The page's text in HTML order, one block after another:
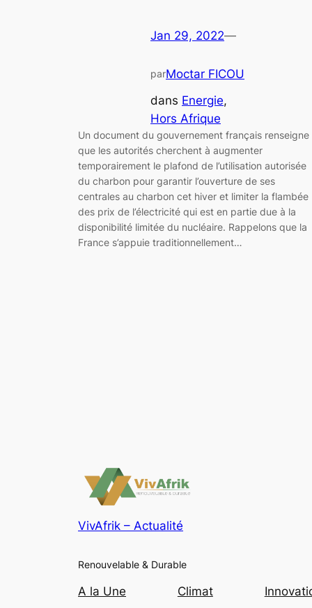
Jan 29, 2022—
parMoctar FICOU
dans Energie
Hors Afrique
Un document du gouvernement français renseigne
que les autorités cherchent à augmenter
temporairement le plafond de l’utilisation autorisée
du charbon pour garantir l’ouverture de ses
centrales au charbon cet hiver et limiter la flambée
des prix de l’électricité qui est en partie due à la
disponibilité limitée du nucléaire. Rappelons que la
France s’appuie traditionnellement…
VivAfrik – Actualité
Renouvelable & Durable
A la Une Climat